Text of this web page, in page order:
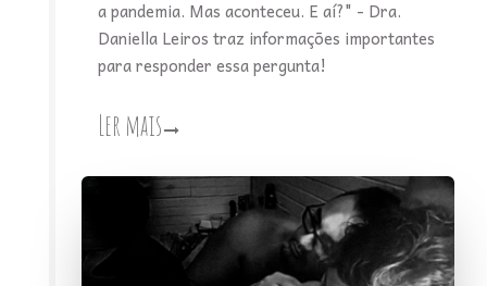
a pandemia. Mas aconteceu. E aí?" - Dra.
Daniella Leiros traz informações importantes
para responder essa pergunta!
Ler mais